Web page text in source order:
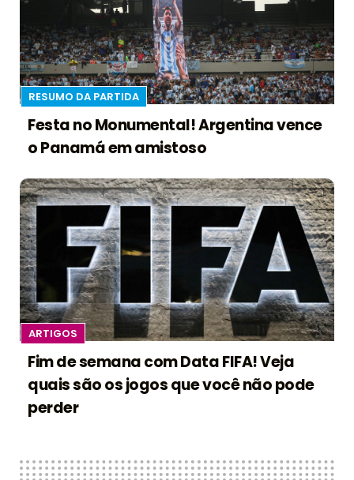
RESUMO DA PARTIDA
Festa no Monumental! Argentina vence
o Panamá em amistoso
ARTIGOS
Fim de semana com Data FIFA! Veja
quais são os jogos que você não pode
perder